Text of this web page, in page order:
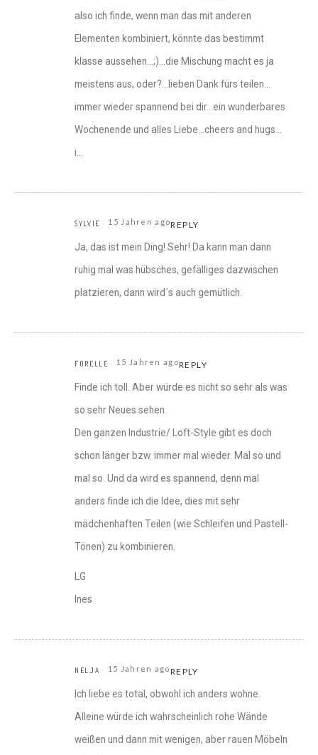
also ich finde, wenn man das mit anderen
Elementen kombiniert, könnte das bestimmt
klasse aussehen…;)…die Mischung macht es ja
meistens aus, oder?…lieben Dank fürs teilen…
immer wieder spannend bei dir…ein wunderbares
Wochenende und alles Liebe…cheers and hugs…
i…
SYLVIE 15 Jahren agoREPLY
Ja, das ist mein Ding! Sehr! Da kann man dann
ruhig mal was hübsches, gefälliges dazwischen
platzieren, dann wird´s auch gemütlich.
FORELLE 15 Jahren agoREPLY
Finde ich toll. Aber würde es nicht so sehr als was
so sehr Neues sehen.
Den ganzen Industrie/ Loft-Style gibt es doch
schon länger bzw. immer mal wieder. Mal so und
mal so. Und da wird es spannend, denn mal
anders finde ich die Idee, dies mit sehr
mädchenhaften Teilen (wie Schleifen und Pastell-
Tönen) zu kombinieren.
LG
Ines
NELJA 15 Jahren agoREPLY
Ich liebe es total, obwohl ich anders wohne.
Alleine würde ich wahrscheinlich rohe Wände
weißen und dann mit wenigen, aber rauen Möbeln